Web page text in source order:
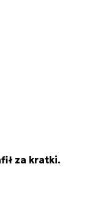
za kratki.